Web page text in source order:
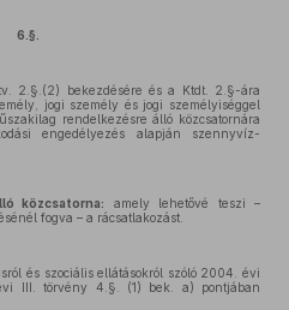
6.§.
2.§.(2) bekezdésére és a Ktdt. 2.§-ára
jogi személy és jogi személyiséggel
rendelkezésre álló közcsatornára
engedélyezés alapján szennyvíz-
közcsatorna: amely lehetővé teszi –
fogva – a rácsatlakozást.
és szociális ellátásokról szóló 2004. évi
III. törvény 4.§. (1) bek. a) pontjában